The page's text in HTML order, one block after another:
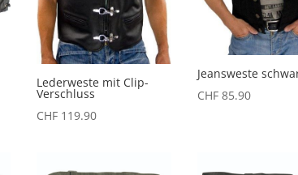
Lederweste mit Clip-
Verschluss
CHF 119.90
Jeansweste
CHF 85.90